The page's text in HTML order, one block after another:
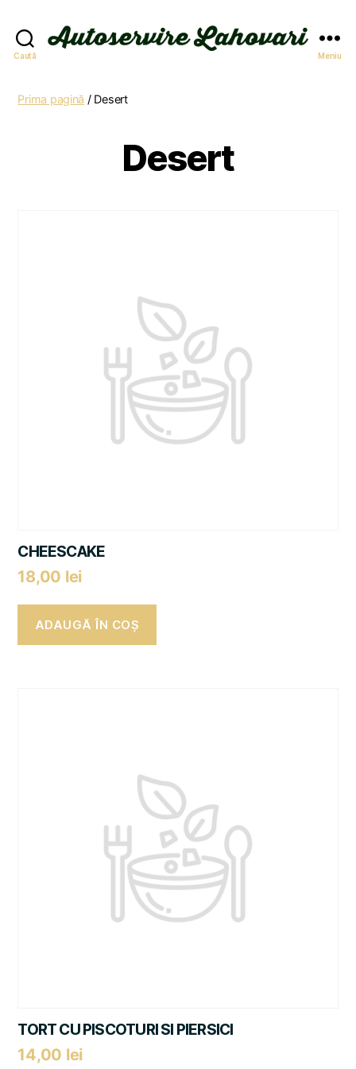
Caută Meniu
Prima pagină / Desert
Desert
CHEESCAKE
18,00 lei
ADAUGĂ ÎN COȘ
TORT CU PISCOTURI SI PIERSICI
14,00 lei